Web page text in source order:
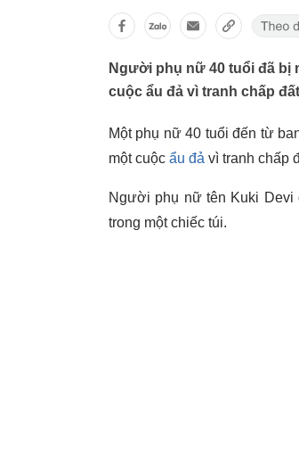
Người phụ nữ 40 tuổi đã bị
cuộc ẩu đả vì tranh chấp
Một phụ nữ 40 tuổi đến từ
một cuộc ẩu đả vì tranh chấp
Người phụ nữ tên Kuki Devi
trong một chiếc túi.